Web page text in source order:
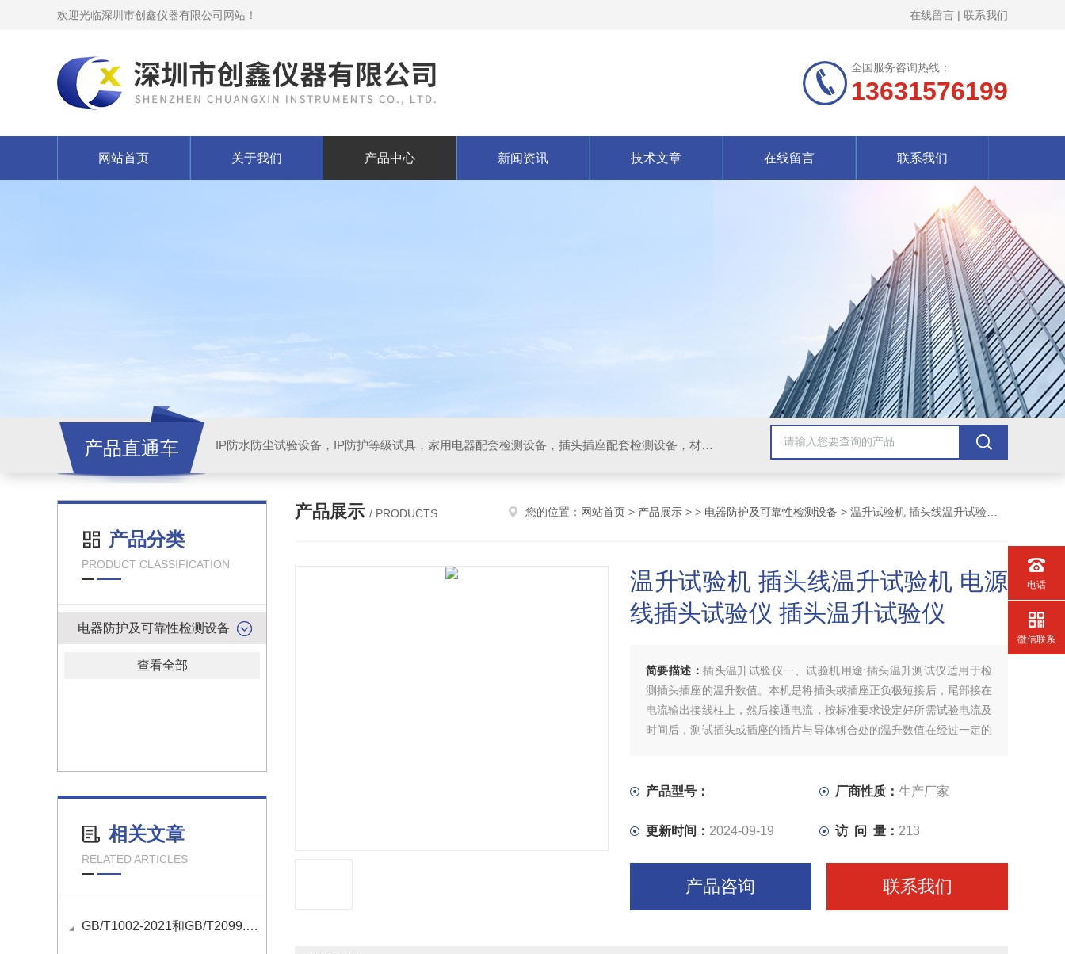
欢迎光临深圳市创鑫仪器有限公司网站！ 在线留言 | 联系我们
全国服务咨询热线：
13631576199
网站首页 关于我们 产品中心 新闻资讯 技术文章 在线留言 联系我们
产品直通车 IP防水防尘试验设备，IP防护等级试具，家用电器配套检测设备，插头插座配套检测设备，材料阻燃试验设备，碰撞试验装置，GB4943.1配套检测产品，GB9706.1医用电气配套试验设备
产品分类
PRODUCT CLASSIFICATION
电器防护及可靠性检测设备
查看全部
相关文章
RELATED ARTICLES
GB/T1002-2021和GB/T2099.1-2021国标插头插座量规清单
产品展示 / PRODUCTS 您的位置： 网站首页 > 产品展示 > > 电器防护及可靠性检测设备 > 温升试验机 插头线温升试验机 电源线插头试验仪 插头温升试验仪
温升试验机 插头线温升试验机 电源
线插头试验仪 插头温升试验仪
简要描述：插头温升试验仪​一、试验机用途:插头温升测试仪适用于检
测插头插座的温升数值。本机是将插头或插座正负极短接后，尾部接在
电流输出接线柱上，然后接通电流，按标准要求设定好所需试验电流及
时间后，测试插头或插座的插片与导体铆合处的温升数值在经过一定的
产品型号： 厂商性质： 生产厂家
更新时间： 2024-09-19 访 问 量： 213
产品咨询 联系我们
电话
微信联系